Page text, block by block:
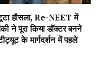
टूटा हौसला, Re-NEET में
ने पूरा किया डॉक्टर बनने
के मार्गदर्शन में पहले